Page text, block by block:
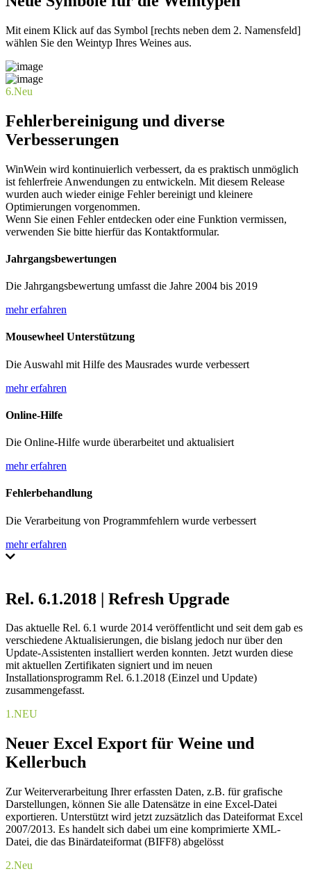
Mit einem Klick auf das Symbol [rechts neben dem 2. Namensfeld]
wählen Sie den Weintyp Ihres Weines aus.
6.Neu
Fehlerbereinigung und diverse
Verbesserungen
WinWein wird kontinuierlich verbessert, da es praktisch unmöglich
ist fehlerfreie Anwendungen zu entwickeln. Mit diesem Release
wurden auch wieder einige Fehler bereinigt und kleinere
Optimierungen vorgenommen.
Wenn Sie einen Fehler entdecken oder eine Funktion vermissen,
verwenden Sie bitte hierfür das Kontaktformular.
Jahrgangsbewertungen
Die Jahrgangsbewertung umfasst die Jahre 2004 bis 2019
mehr erfahren
Mousewheel Unterstützung
Die Auswahl mit Hilfe des Mausrades wurde verbessert
mehr erfahren
Online-Hilfe
Die Online-Hilfe wurde überarbeitet und aktualisiert
mehr erfahren
Fehlerbehandlung
Die Verarbeitung von Programmfehlern wurde verbessert
mehr erfahren
Rel. 6.1.2018 | Refresh Upgrade
Das aktuelle Rel. 6.1 wurde 2014 veröffentlicht und seit dem gab es
verschiedene Aktualisierungen, die bislang jedoch nur über den
Update-Assistenten installiert werden konnten. Jetzt wurden diese
mit aktuellen Zertifikaten signiert und im neuen
Installationsprogramm Rel. 6.1.2018 (Einzel und Update)
zusammengefasst.
1.NEU
Neuer Excel Export für Weine und
Kellerbuch
Zur Weiterverarbeitung Ihrer erfassten Daten, z.B. für grafische
Darstellungen, können Sie alle Datensätze in eine Excel-Datei
exportieren. Unterstützt wird jetzt zuzsätzlich das Dateiformat Excel
2007/2013. Es handelt sich dabei um eine komprimierte XML-
Datei, die das Binärdateiformat (BIFF8) abgelösst
2.Neu